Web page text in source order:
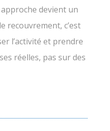
devient un
recouvrement, c’est
l’activité et prendre
réelles, pas sur des